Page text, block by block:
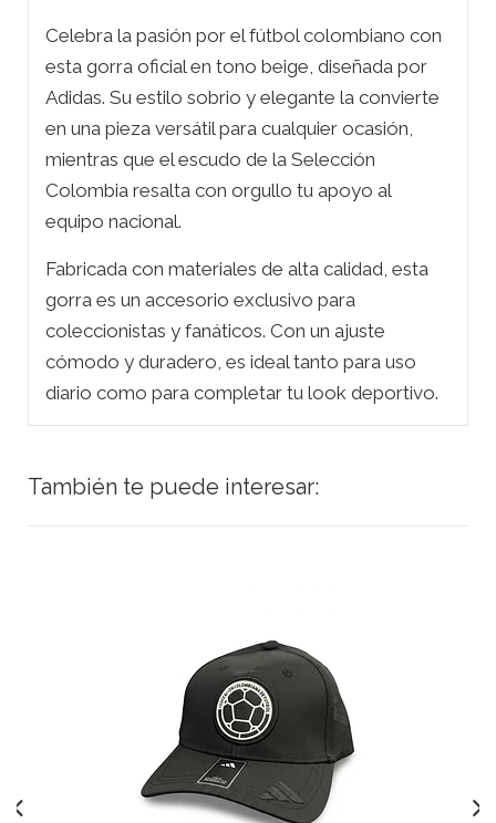
Celebra la pasión por el fútbol colombiano con
esta gorra oficial en tono beige, diseñada por
Adidas. Su estilo sobrio y elegante la convierte
en una pieza versátil para cualquier ocasión,
mientras que el escudo de la Selección
Colombia resalta con orgullo tu apoyo al
equipo nacional.
Fabricada con materiales de alta calidad, esta
gorra es un accesorio exclusivo para
coleccionistas y fanáticos. Con un ajuste
cómodo y duradero, es ideal tanto para uso
diario como para completar tu look deportivo.
También te puede interesar: